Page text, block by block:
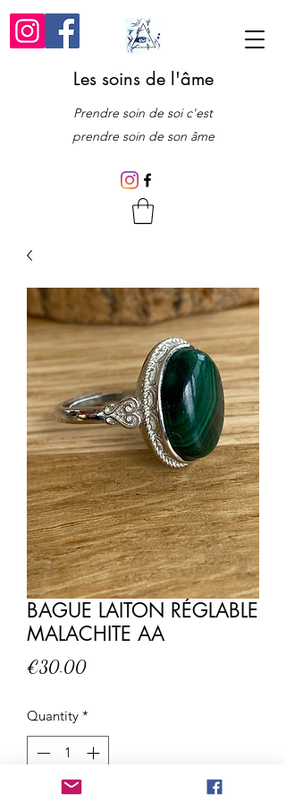
Les soins de l'âme
Prendre soin de soi c'est
prendre soin de son âme
BAGUE LAITON RÉGLABLE
MALACHITE AA
€30.00Price
Quantity *